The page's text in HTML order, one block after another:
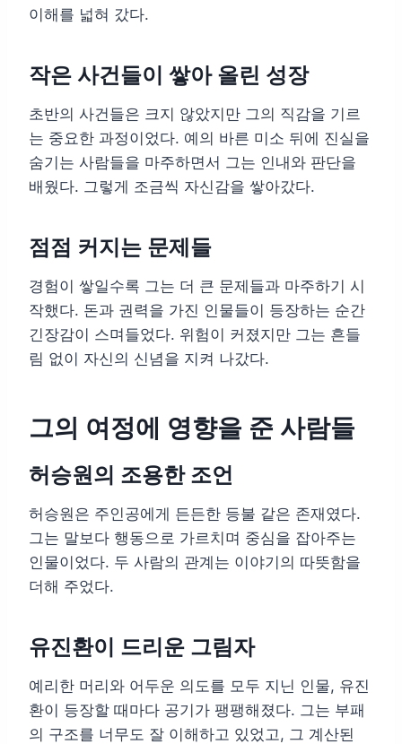
이해를 넓혀 갔다.
작은 사건들이 쌓아 올린 성장
초반의 사건들은 크지 않았지만 그의 직감을 기르
는 중요한 과정이었다. 예의 바른 미소 뒤에 진실을
숨기는 사람들을 마주하면서 그는 인내와 판단을
배웠다. 그렇게 조금씩 자신감을 쌓아갔다.
점점 커지는 문제들
경험이 쌓일수록 그는 더 큰 문제들과 마주하기 시
작했다. 돈과 권력을 가진 인물들이 등장하는 순간
긴장감이 스며들었다. 위험이 커졌지만 그는 흔들
림 없이 자신의 신념을 지켜 나갔다.
그의 여정에 영향을 준 사람들
허승원의 조용한 조언
허승원은 주인공에게 든든한 등불 같은 존재였다.
그는 말보다 행동으로 가르치며 중심을 잡아주는
인물이었다. 두 사람의 관계는 이야기의 따뜻함을
더해 주었다.
유진환이 드리운 그림자
예리한 머리와 어두운 의도를 모두 지닌 인물, 유진
환이 등장할 때마다 공기가 팽팽해졌다. 그는 부패
의 구조를 너무도 잘 이해하고 있었고, 그 계산된